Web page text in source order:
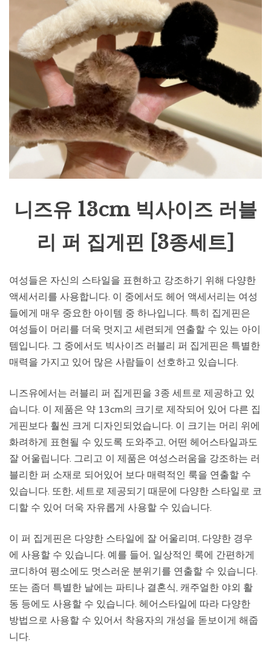
니즈유 13cm 빅사이즈 러블
리 퍼 집게핀 [3종세트]
여성들은 자신의 스타일을 표현하고 강조하기 위해 다양한
액세서리를 사용합니다. 이 중에서도 헤어 액세서리는 여성
들에게 매우 중요한 아이템 중 하나입니다. 특히 집게핀은
여성들이 머리를 더욱 멋지고 세련되게 연출할 수 있는 아이
템입니다. 그 중에서도 빅사이즈 러블리 퍼 집게핀은 특별한
매력을 가지고 있어 많은 사람들이 선호하고 있습니다.
니즈유에서는 러블리 퍼 집게핀을 3종 세트로 제공하고 있
습니다. 이 제품은 약 13cm의 크기로 제작되어 있어 다른 집
게핀보다 훨씬 크게 디자인되었습니다. 이 크기는 머리 위에
화려하게 표현될 수 있도록 도와주고, 어떤 헤어스타일과도
잘 어울립니다. 그리고 이 제품은 여성스러움을 강조하는 러
블리한 퍼 소재로 되어있어 보다 매력적인 룩을 연출할 수
있습니다. 또한, 세트로 제공되기 때문에 다양한 스타일로 코
디할 수 있어 더욱 자유롭게 사용할 수 있습니다.
이 퍼 집게핀은 다양한 스타일에 잘 어울리며, 다양한 경우
에 사용할 수 있습니다. 예를 들어, 일상적인 룩에 간편하게
코디하여 평소에도 멋스러운 분위기를 연출할 수 있습니다.
또는 좀더 특별한 날에는 파티나 결혼식, 캐주얼한 야외 활
동 등에도 사용할 수 있습니다. 헤어스타일에 따라 다양한
방법으로 사용할 수 있어서 착용자의 개성을 돋보이게 해줍
니다.